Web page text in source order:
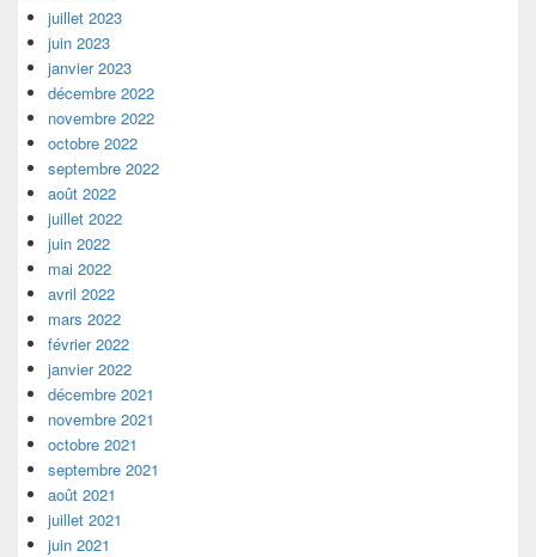
juillet 2023
juin 2023
janvier 2023
décembre 2022
novembre 2022
octobre 2022
septembre 2022
août 2022
juillet 2022
juin 2022
mai 2022
avril 2022
mars 2022
février 2022
janvier 2022
décembre 2021
novembre 2021
octobre 2021
septembre 2021
août 2021
juillet 2021
juin 2021